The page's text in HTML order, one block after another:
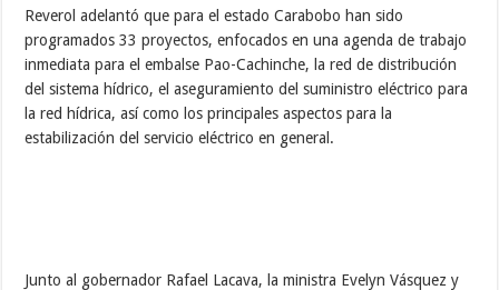
Reverol adelantó que para el estado Carabobo han sido
programados 33 proyectos, enfocados en una agenda de trabajo
inmediata para el embalse Pao-Cachinche, la red de distribución
del sistema hídrico, el aseguramiento del suministro eléctrico para
la red hídrica, así como los principales aspectos para la
estabilización del servicio eléctrico en general.
Junto al gobernador Rafael Lacava, la ministra Evelyn Vásquez y